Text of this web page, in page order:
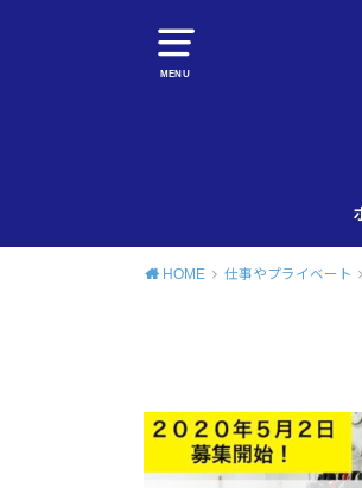
MENU
HOME 仕事やプライベート